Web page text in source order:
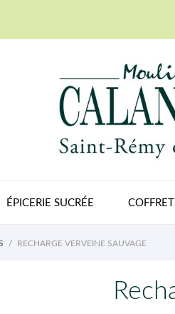
ÉPICERIE SUCRÉE
RECHARGE VERVEINE SAUVAGE